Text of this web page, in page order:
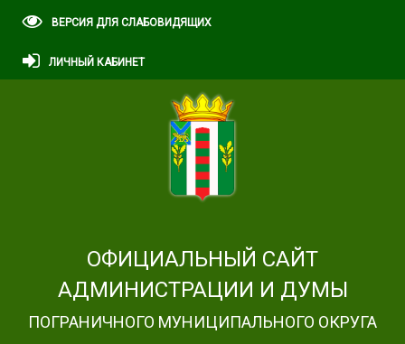
ВЕРСИЯ ДЛЯ СЛАБОВИДЯЩИХ
ЛИЧНЫЙ КАБИНЕТ
ОФИЦИАЛЬНЫЙ САЙТ
АДМИНИСТРАЦИИ И ДУМЫ
ПОГРАНИЧНОГО МУНИЦИПАЛЬНОГО ОКРУГА